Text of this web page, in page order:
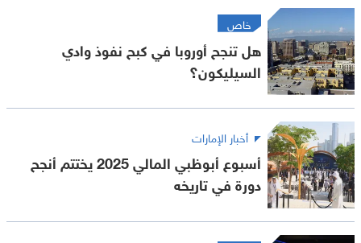
خاص
هل تنجح أوروبا في كبح نفوذ وادي
السيليكون؟
أخبار الإمارات
أسبوع أبوظبي المالي 2025 يختتم أنجح
دورة في تاريخه